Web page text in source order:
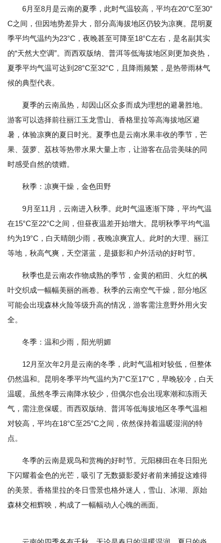
6月至8月是云南的夏季，此时气温较高，平均在20°C至30°
C之间，但因地势差异大，部分高海拔地区仍较为凉爽。昆明夏
季平均气温约为23°C，夜晚甚至可降至18°C左右，是名副其实
的“天然大空调”。而西双版纳、普洱等低海拔地区则更加炎热，
夏季平均气温可达到28°C至32°C，且降雨频繁，是热带雨林气
候的典型代表。
夏季的云南虽热，却因山区众多而成为理想的避暑胜地。
游客可以选择前往丽江玉龙雪山、香格里拉等高海拔地区避
暑，体验凉爽的夏日时光。夏季也是云南水果丰收的季节，芒
果、菠萝、荔枝等热带水果大量上市，让游客在品尝美味的同
时感受自然的馈赠。
秋季：凉爽干燥，金色田野
9月至11月，云南进入秋季。此时气温逐渐下降，平均气温
在15°C至22°C之间，但昼夜温差开始增大。昆明秋季平均气温
约为19°C，白天晴朗少雨，夜晚凉爽宜人。此时的大理、丽江
等地，秋高气爽，天空湛蓝，是摄影和户外活动的好时节。
秋季也是云南农作物成熟的季节，金黄的稻田、火红的枫
叶交织成一幅幅美丽的画卷。秋季的云南空气干燥，部分地区
可能会出现森林火险等级升高的情况，游客需注意野外用火安
全。
冬季：温和少雨，阳光明媚
12月至次年2月是云南的冬季，此时气温相对较低，但整体
仍然温和。昆明冬季平均气温约为7°C至17°C，早晚较冷，白天
温暖。虽然冬季云南降水较少，但偶尔也会出现寒潮和冻雨天
气，需注意保暖。而西双版纳、普洱等低海拔地区冬季气温相
对较高，平均在18°C至25°C之间，依然保持着温暖湿润的特
点。
冬季的云南是观鸟和赏梅的好时节。元阳梯田在冬日阳光
下闪耀着金色的光芒，吸引了无数摄影爱好者前来捕捉这难得
的美景。香格里拉的冬日雪景也格外迷人，雪山、冰湖、原始
森林交相辉映，构成了一幅幅动人心魄的画面。